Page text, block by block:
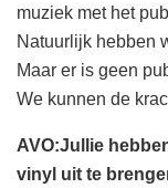
muziek met het
Natuurlijk hebben
Maar er is geen
We kunnen de
AVO:Jullie
vinyl uit te